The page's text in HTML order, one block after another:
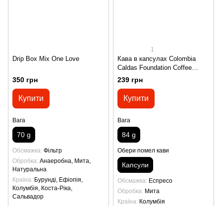
Drip Box Mix One Love
350 грн
Купити
Вага
70 g
Обсмажка Фільтр
Обробка Анаеробна, Мита,
Натуральна
Країна Бурунді, Ефіопія,
Колумбія, Коста-Ріка,
Сальвадор
1
Кава в капсулах Colombia
Caldas Foundation Coffee
Roasters
239 грн
Купити
Вага
84 g
Обери помел кави
Капсули
Обсмажка Еспресо
Обробка Мита
Країна Колумбія